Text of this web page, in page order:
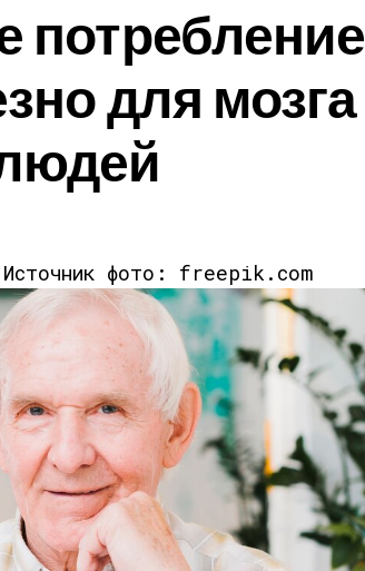
потребление
для мозга
фото: freepik.com